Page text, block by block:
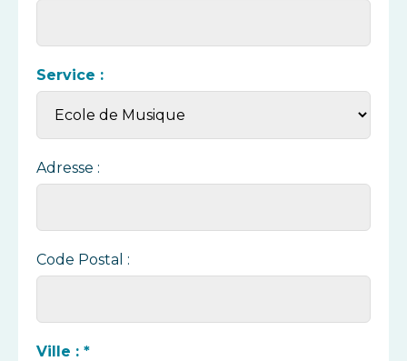
Service :
Adresse :
Code Postal :
Ville : *